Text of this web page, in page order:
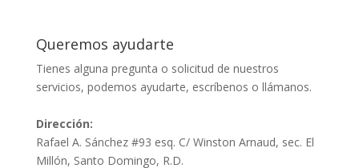
Queremos ayudarte
Tienes alguna pregunta o solicitud de nuestros
servicios, podemos ayudarte, escríbenos o llámanos.
Dirección:
Rafael A. Sánchez #93 esq. C/ Winston Arnaud, sec. El
Millón, Santo Domingo, R.D.